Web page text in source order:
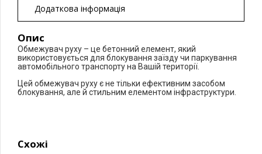
Додаткова інформація
Опис
Обмежувач руху – це бетонний елемент, який
використовується для блокування заїзду чи паркування
автомобільного транспорту на Вашій території.
Цей обмежувач руху є не тільки ефективним засобом
блокування, але й стильним елементом інфраструктури.
Схожі